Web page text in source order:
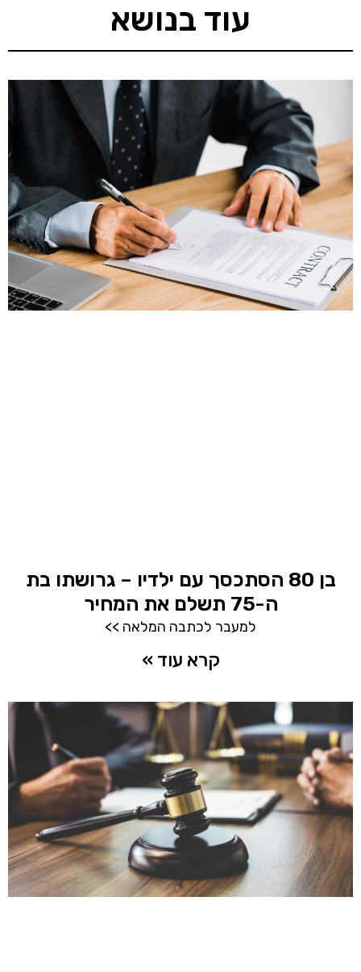
עוד בנושא
בן 80 הסתכסך עם ילדיו – גרושתו בת
ה-75 תשלם את המחיר
למעבר לכתבה המלאה >>
קרא עוד »